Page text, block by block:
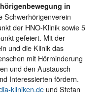
in
Schwerhörigenverein
der HNO-Klinik sowie 5
gefeiert. Mit der
und die Klinik das
mit Hörminderung
und den Austausch
Interessierten fördern.
kliniken.de und Stefan